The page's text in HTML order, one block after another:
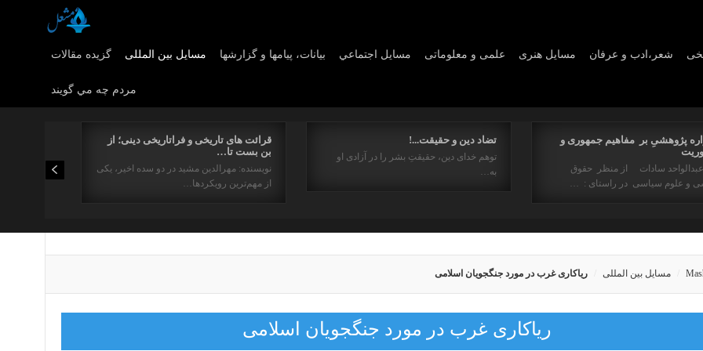
گزیده مقالات مسایل بین المللی بیانات، پیامها و گزارشها مسايل اجتماعي علمی و معلوماتی مسايل هنری شعر،ادب و عرفان
مردم چه مي گويند
قرائت های تاریخی و فراتاریخی دینی؛ از
بن بست تا…
نویسنده: مهرالدین مشید در دو سده اخیر، یکی
از مهم‌ترین رویکردها…
تضاد دین و حقیقت...!
توهم خدای دین، حقیقتِ بشر را در آزادی او
به…
پژوهشیِ بر مفاهیم جمهوری و
سادات از منظر حقوق
و علوم سیاسی در راستای : …
مسایل بین المللی رياکارى غرب در مورد جنگجويان اسلامى
رياکارى غرب در مورد جنگجويان اسلامى